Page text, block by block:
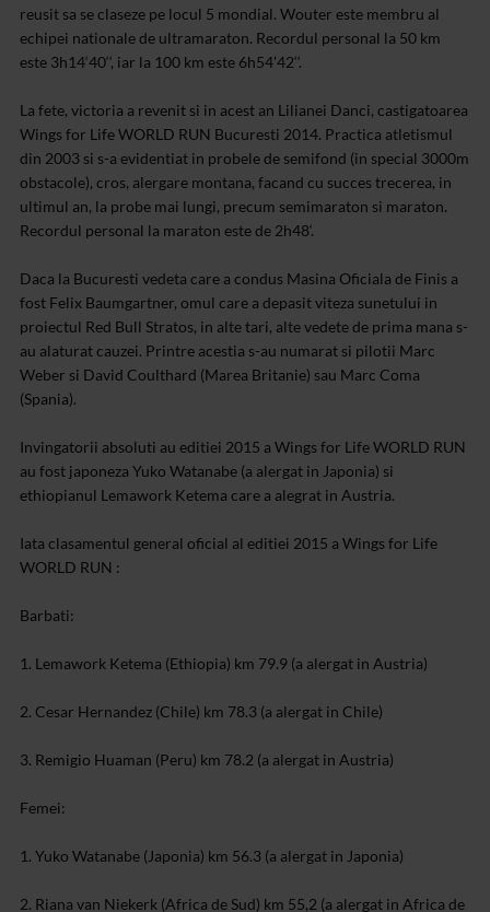
reusit sa se claseze pe locul 5 mondial. Wouter este membru al
echipei nationale de ultramaraton. Recordul personal la 50 km
este 3h14‘40‘‘, iar la 100 km este 6h54’42‘‘.
La fete, victoria a revenit si in acest an Lilianei Danci, castigatoarea
Wings for Life WORLD RUN Bucuresti 2014. Practica atletismul
din 2003 si s-a evidentiat in probele de semifond (in special 3000m
obstacole), cros, alergare montana, facand cu succes trecerea, in
ultimul an, la probe mai lungi, precum semimaraton si maraton.
Recordul personal la maraton este de 2h48‘.
Daca la Bucuresti vedeta care a condus Masina Oficiala de Finis a
fost Felix Baumgartner, omul care a depasit viteza sunetului in
proiectul Red Bull Stratos, in alte tari, alte vedete de prima mana s-
au alaturat cauzei. Printre acestia s-au numarat si pilotii Marc
Weber si David Coulthard (Marea Britanie) sau Marc Coma
(Spania).
Invingatorii absoluti au editiei 2015 a Wings for Life WORLD RUN
au fost japoneza Yuko Watanabe (a alergat in Japonia) si
ethiopianul Lemawork Ketema care a alegrat in Austria.
Iata clasamentul general oficial al editiei 2015 a Wings for Life
WORLD RUN :
Barbati:
1. Lemawork Ketema (Ethiopia) km 79.9 (a alergat in Austria)
2. Cesar Hernandez (Chile) km 78.3 (a alergat in Chile)
3. Remigio Huaman (Peru) km 78.2 (a alergat in Austria)
Femei:
1. Yuko Watanabe (Japonia) km 56.3 (a alergat in Japonia)
2. Riana van Niekerk (Africa de Sud) km 55,2 (a alergat in Africa de